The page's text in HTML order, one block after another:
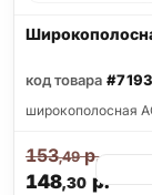
код товара
широкополосная
148,30р.
153,49р.